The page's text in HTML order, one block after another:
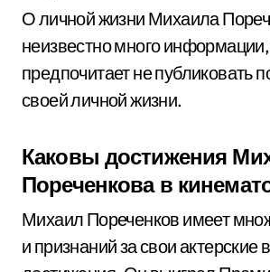
О личной жизни Михаила
неизвестно много информации,
предпочитает не публиковать
своей личной жизни.
Каковы достижения
Пореченкова в
Михаил Пореченков имеет
и признаний за свои